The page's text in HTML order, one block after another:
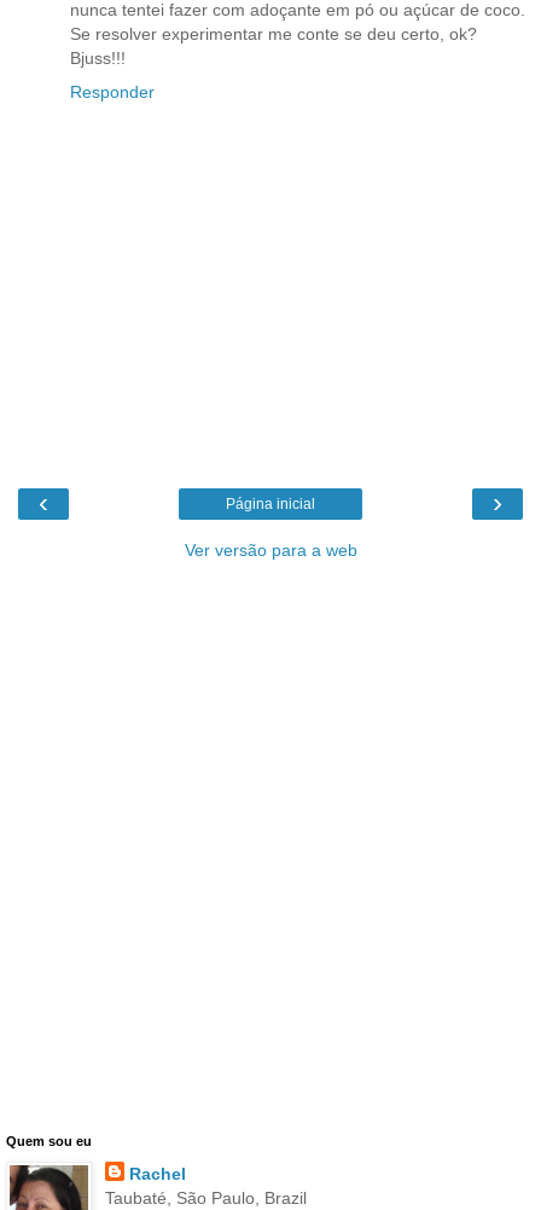
nunca tentei fazer com adoçante em pó ou açúcar de coco.
Se resolver experimentar me conte se deu certo, ok?
Bjuss!!!
Responder
‹ ›
Página inicial
Ver versão para a web
Quem sou eu
Rachel
Taubaté, São Paulo, Brazil